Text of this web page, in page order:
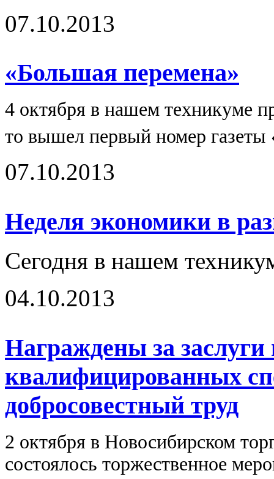
07.10.2013
«Большая перемена»
4 октября в нашем техникуме
то вышел первый номер газеты
07.10.2013
Неделя экономики в
Сегодня в нашем
04.10.2013
Награждены за заслуги
квалифицированных
добросовестный труд
2 октября в Новосибирском
состоялось торжественное